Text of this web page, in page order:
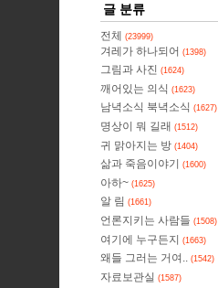
글 분류
전체 (23999)
겨레가 하나되어 (1398)
그림과 사진 (1624)
깨어있는 의식 (1623)
남녁소식 북녁소식 (1627)
명상이 뭐 길래 (1512)
귀 맑아지는 방 (1404)
삶과 죽음이야기 (1600)
아하~ (1625)
알 림 (1661)
언론지키는 사람들 (1508)
여기에 누구든지 (1663)
왜들 그러는 거여.. (1542)
자료보관실 (1587)